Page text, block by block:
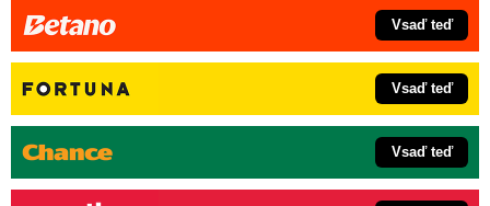
Vsaď teď
Vsaď teď
Vsaď teď